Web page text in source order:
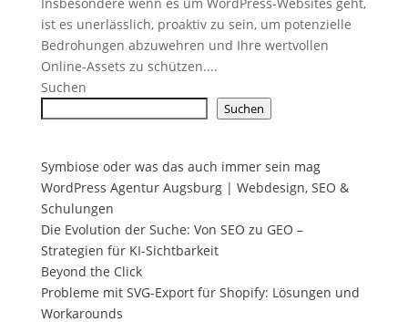
ist es unerlässlich, proaktiv zu sein, um potenzielle
Bedrohungen abzuwehren und Ihre wertvollen
Online-Assets zu schützen....
Suchen
Suchen
Symbiose oder was das auch immer sein mag
WordPress Agentur Augsburg | Webdesign, SEO &
Schulungen
Die Evolution der Suche: Von SEO zu GEO –
Strategien für KI-Sichtbarkeit
Beyond the Click
Probleme mit SVG-Export für Shopify: Lösungen und
Workarounds